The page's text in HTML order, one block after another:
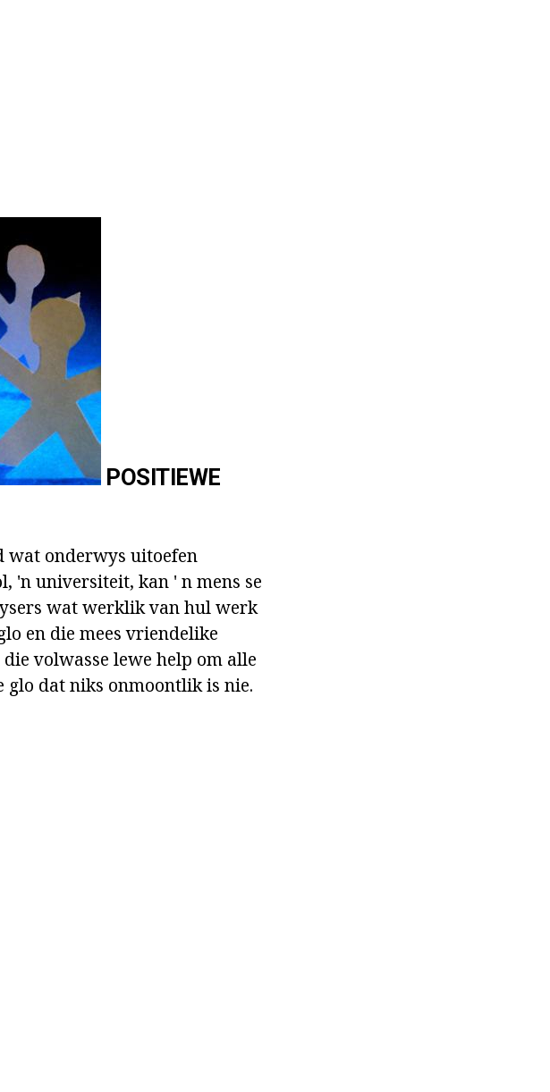
POSITIEWE
wat onderwys uitoefen
'n universiteit, kan ' n mens se
wat werklik van hul werk
en die mees vriendelike
volwasse lewe help om alle
glo dat niks onmoontlik is nie.